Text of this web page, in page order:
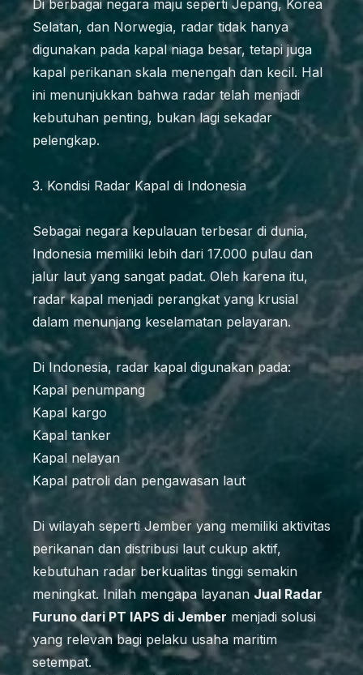
Di berbagai negara maju seperti Jepang, Korea
Selatan, dan Norwegia, radar tidak hanya
digunakan pada kapal niaga besar, tetapi juga
kapal perikanan skala menengah dan kecil. Hal
ini menunjukkan bahwa radar telah menjadi
kebutuhan penting, bukan lagi sekadar
pelengkap.
3. Kondisi Radar Kapal di Indonesia
Sebagai negara kepulauan terbesar di dunia,
Indonesia memiliki lebih dari 17.000 pulau dan
jalur laut yang sangat padat. Oleh karena itu,
radar kapal menjadi perangkat yang krusial
dalam menunjang keselamatan pelayaran.
Di Indonesia, radar kapal digunakan pada:
Kapal penumpang
Kapal kargo
Kapal tanker
Kapal nelayan
Kapal patroli dan pengawasan laut
Di wilayah seperti Jember yang memiliki aktivitas
perikanan dan distribusi laut cukup aktif,
kebutuhan radar berkualitas tinggi semakin
meningkat. Inilah mengapa layanan Jual Radar
Furuno dari PT IAPS di Jember menjadi solusi
yang relevan bagi pelaku usaha maritim
setempat.